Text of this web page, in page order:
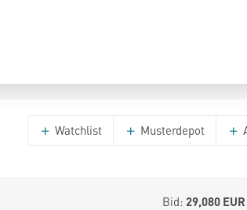
Watchlist Musterdepot
Bid: 29,080EUR